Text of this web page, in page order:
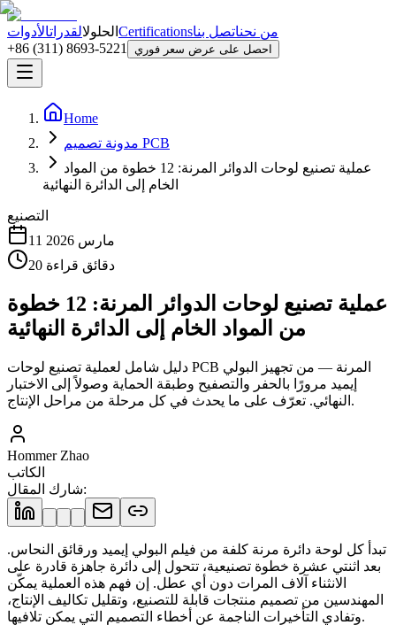
الحلولالقدراتالأدوات Certifications من نحناتصل بنا
+86 (311) 8693-5221
احصل على عرض سعر فوري
Home
مدونة تصميم PCB
عملية تصنيع لوحات الدوائر المرنة: 12 خطوة من المواد
الخام إلى الدائرة النهائية
التصنيع
11 مارس 2026
20 دقائق قراءة
عملية تصنيع لوحات الدوائر المرنة: 12 خطوة
من المواد الخام إلى الدائرة النهائية
دليل شامل لعملية تصنيع لوحات PCB المرنة — من تجهيز البولي
إيميد مرورًا بالحفر والتصفيح وطبقة الحماية وصولاً إلى الاختبار
النهائي. تعرّف على ما يحدث في كل مرحلة من مراحل الإنتاج.
Hommer Zhao
الكاتب
شارك المقال:
تبدأ كل لوحة دائرة مرنة كلفة من فيلم البولي إيميد ورقائق النحاس.
بعد اثنتي عشرة خطوة تصنيعية، تتحول إلى دائرة جاهزة قادرة على
الانثناء آلاف المرات دون أي عطل. إن فهم هذه العملية يمكّن
المهندسين من تصميم منتجات قابلة للتصنيع، وتقليل تكاليف الإنتاج،
وتفادي التأخيرات الناجمة عن أخطاء التصميم التي يمكن تلافيها.